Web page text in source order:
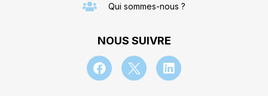
Qui sommes-nous ?
NOUS SUIVRE